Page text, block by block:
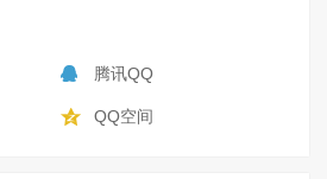
腾讯QQ
QQ空间